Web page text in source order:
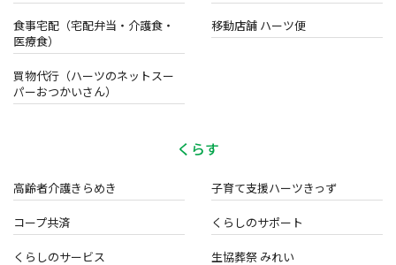
食事宅配（宅配弁当・介護食・
医療食）
移動店舗 ハーツ便
買物代行（ハーツのネットスー
パーおつかいさん）
くらす
高齢者介護きらめき 子育て支援ハーツきっず
コープ共済 くらしのサポート
くらしのサービス 生協葬祭 みれい